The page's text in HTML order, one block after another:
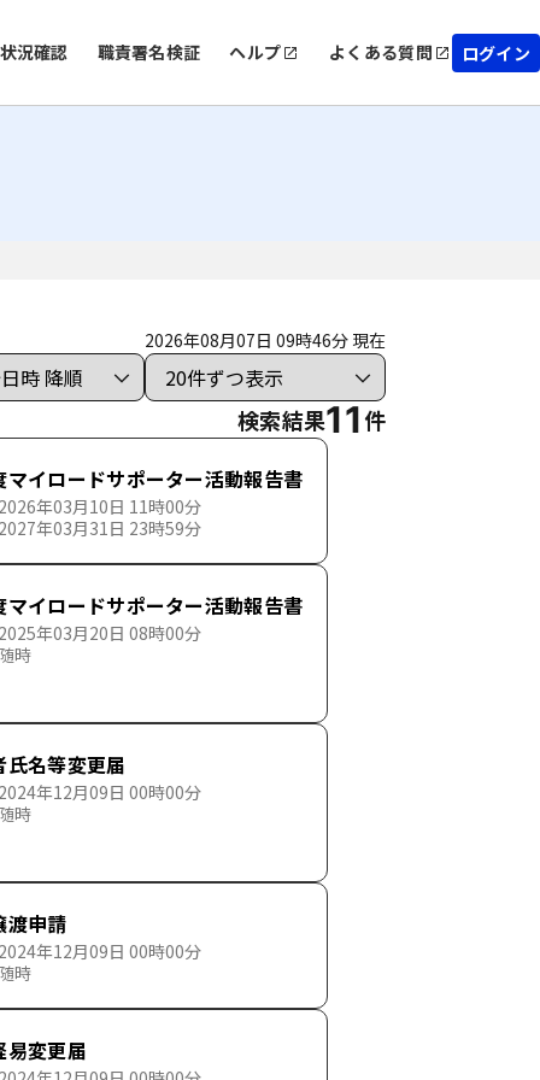
況確認 職責署名検証 ヘルプ よくある質問 ログイン
2026年08月07日 09時46分 現在
検索結果11件
マイロードサポーター活動報告書
年03月10日 11時00分
年03月31日 23時59分
マイロードサポーター活動報告書
年03月20日 08時00分
時
氏名等変更届
年12月09日 00時00分
時
渡申請
年12月09日 00時00分
時
易変更届